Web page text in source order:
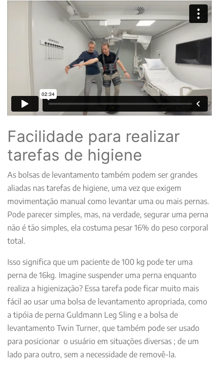
Facilidade para realizar
tarefas de higiene
As bolsas de levantamento também podem ser grandes
aliadas nas tarefas de higiene, uma vez que exigem
movimentação manual como levantar uma ou mais pernas.
Pode parecer simples, mas, na verdade, segurar uma perna
não é tão simples, ela costuma pesar 16% do peso corporal
total.
Isso significa que um paciente de 100 kg pode ter uma
perna de 16kg. Imagine suspender uma perna enquanto
realiza a higienização? Essa tarefa pode ficar muito mais
fácil ao usar uma bolsa de levantamento apropriada, como
a tipóia de perna Guldmann Leg Sling e a bolsa de
levantamento Twin Turner, que também pode ser usado
para posicionar o usuário em situações diversas ; de um
lado para outro, sem a necessidade de removê-la.